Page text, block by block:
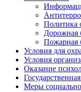
Политика
Дорожная
Пожарная
Условия для
Условия
Оказание
Меры